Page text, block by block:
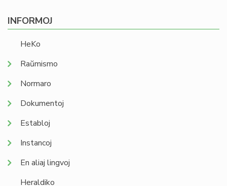
INFORMOJ
HeKo
Raŭmismo
Normaro
Dokumentoj
Establoj
Instancoj
En aliaj lingvoj
Heraldiko